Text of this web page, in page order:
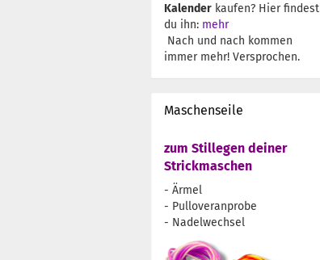
Kalender kaufen? Hier findest
du ihn: mehr
Nach und nach kommen
immer mehr! Versprochen.
Maschenseile
zum Stillegen deiner
Strickmaschen
- Ärmel
- Pulloveranprobe
- Nadelwechsel